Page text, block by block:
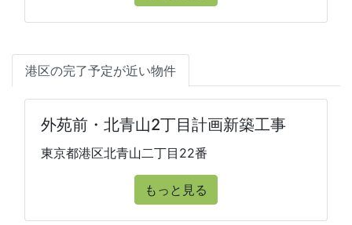
港区の完了予定が近い物件
外苑前・北青山2丁目計画新築工事
東京都港区北青山二丁目22番
もっと見る